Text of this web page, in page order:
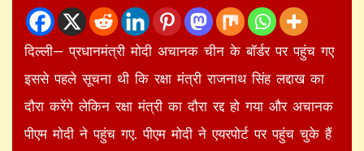
दिल्ली— प्रधानमंत्री मोदी अचानक चीन के बॉर्डर पर पहुंच गए
इससे पहले सूचना थी कि रक्षा मंत्री राजनाथ सिंह लद्दाख का
दौरा करेंगे लेकिन रक्षा मंत्री का दौरा रद्द हो गया और अचानक
पीएम मोदी ने पहुंच गए. पीएम मोदी ने एयरपोर्ट पर पहुंच चुके हैं